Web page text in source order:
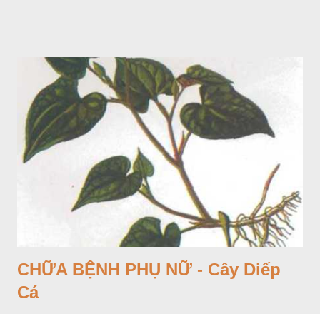
CHỮA BỆNH PHỤ NỮ - Cây Diếp
Cá